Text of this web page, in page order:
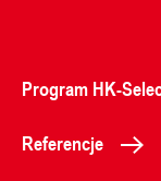
Program HK-
Referencje